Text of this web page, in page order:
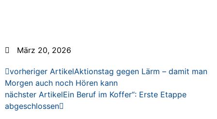
März 20, 2026
vorheriger ArtikelAktionstag gegen Lärm – damit man
Morgen auch noch Hören kann
nächster ArtikelEin Beruf im Koffer“: Erste Etappe
abgeschlossen